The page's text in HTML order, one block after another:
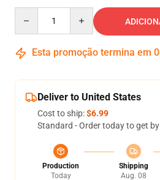
Esta promoção termina em
Deliver to United States
Cost to ship:$6.99
Standard - Order today to get by
Production
Today
Shipping
Aug. 08